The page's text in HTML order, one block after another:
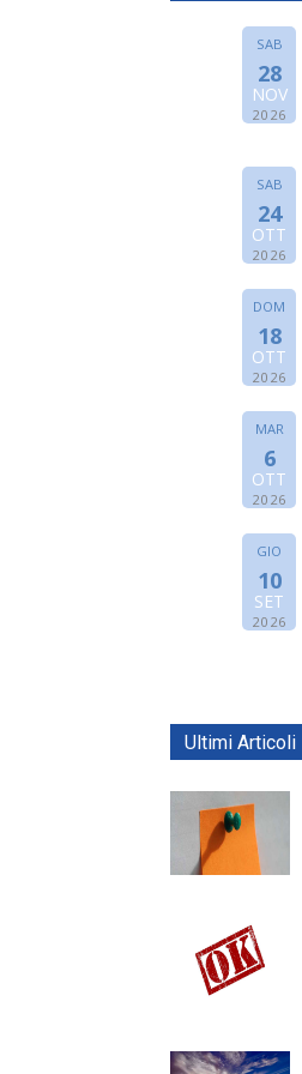
SAB
28
NOV
2026
SAB
24
OTT
2026
DOM
18
OTT
2026
MAR
6
OTT
2026
GIO
10
SET
2026
Ultimi Articoli